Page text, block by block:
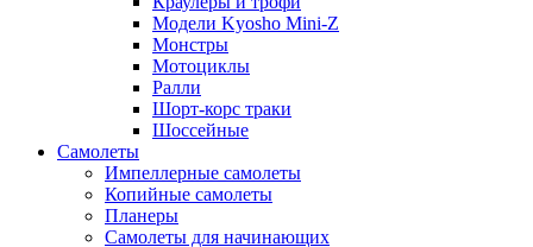
Модели Kyosho Mini-Z
Монстры
Мотоциклы
Ралли
Шорт-корс траки
Шоссейные
Самолеты
Импеллерные самолеты
Копийные самолеты
Планеры
Самолеты для начинающих